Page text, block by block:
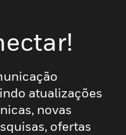
atualizações
novas
ofertas